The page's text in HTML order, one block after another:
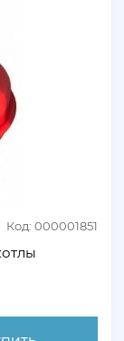
Код: 000001851